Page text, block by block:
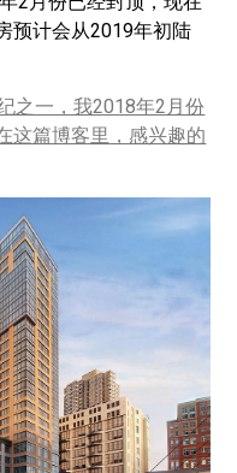
预计会从2019年初陆
之一，我2018年2月份
这篇博客里，感兴趣的